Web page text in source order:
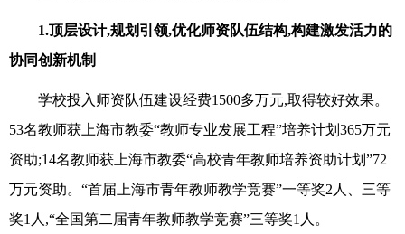
1.顶层设计,规划引领,优化师资队伍结构,构建激发活力的
协同创新机制
学校投入师资队伍建设经费1500多万元,取得较好效果。
53名教师获上海市教委“教师专业发展工程”培养计划365万元
资助;14名教师获上海市教委“高校青年教师培养资助计划”72
万元资助。“首届上海市青年教师教学竞赛”一等奖2人、三等
奖1人,“全国第二届青年教师教学竞赛”三等奖1人。